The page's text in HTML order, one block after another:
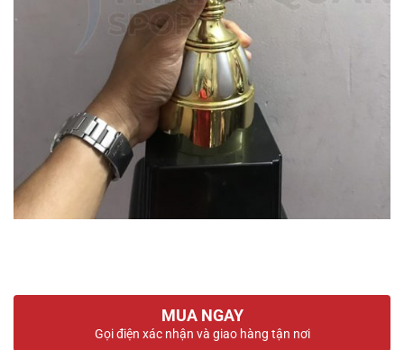
MUA NGAY
Gọi điện xác nhận và giao hàng tận nơi